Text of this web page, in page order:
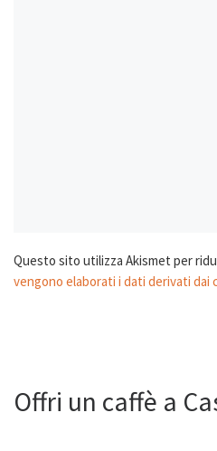
Questo sito utilizza Akismet per
vengono elaborati i dati derivati dai
Offri un caffè a